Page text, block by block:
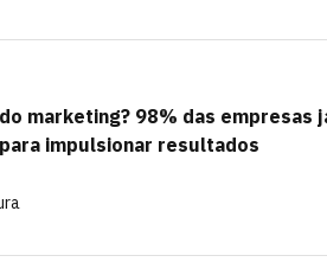
marketing? 98% das empresas
impulsionar resultados